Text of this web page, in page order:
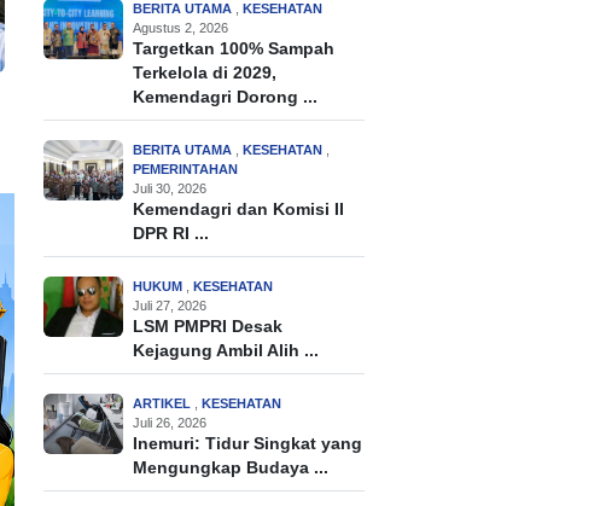
BERITA UTAMA , KESEHATAN
Agustus 2, 2026
Targetkan 100% Sampah
Terkelola di 2029,
Kemendagri Dorong ...
BERITA UTAMA , KESEHATAN ,
PEMERINTAHAN
Juli 30, 2026
Kemendagri dan Komisi II
DPR RI ...
HUKUM , KESEHATAN
Juli 27, 2026
LSM PMPRI Desak
Kejagung Ambil Alih ...
ARTIKEL , KESEHATAN
Juli 26, 2026
Inemuri: Tidur Singkat yang
Mengungkap Budaya ...